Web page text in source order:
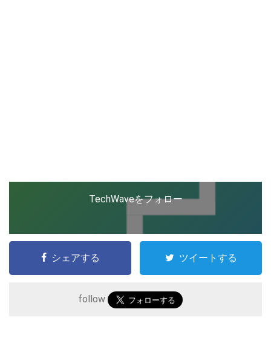
TechWaveをフォロー
シェアする ツイートする
follow